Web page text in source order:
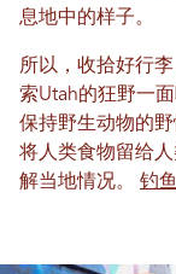
息地中的样子。
所以，收拾好行
索Utah的狂野一
保持野生动物的
将人类食物留给
解当地情况。 钓鱼